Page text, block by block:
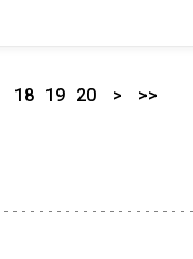
18 19 20 > >>